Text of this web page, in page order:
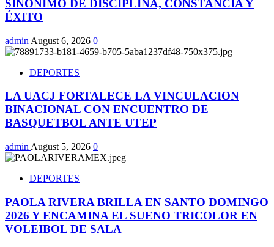
SINÓNIMO DE DISCIPLINA, CONSTANCIA Y
ÉXITO
admin August 6, 2026 0
DEPORTES
LA UACJ FORTALECE LA VINCULACION
BINACIONAL CON ENCUENTRO DE
BASQUETBOL ANTE UTEP
admin August 5, 2026 0
DEPORTES
PAOLA RIVERA BRILLA EN SANTO DOMINGO
2026 Y ENCAMINA EL SUENO TRICOLOR EN
VOLEIBOL DE SALA